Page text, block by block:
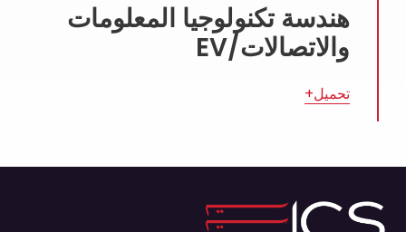
هندسة تكنولوجيا المعلومات
والاتصالات/EV
تحميل+